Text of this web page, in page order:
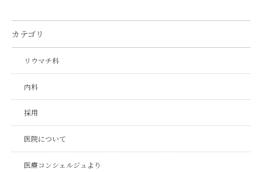
カテゴリ
リウマチ科
内科
採用
医院について
医療コンシェルジュより